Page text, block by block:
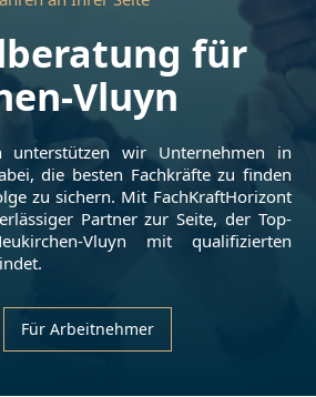
für
Vluyn
unterstützen wir Unternehmen in
die besten Fachkräfte zu finden
zu sichern. Mit FachKraftHorizont
Partner zur Seite, der Top-
Vluyn mit qualifizierten
Für Arbeitnehmer